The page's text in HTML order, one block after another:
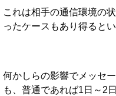
これは相手の通信環境の
ったケースもあり得るとい
何かしらの影響でメッセ
も、普通であれば1日～2